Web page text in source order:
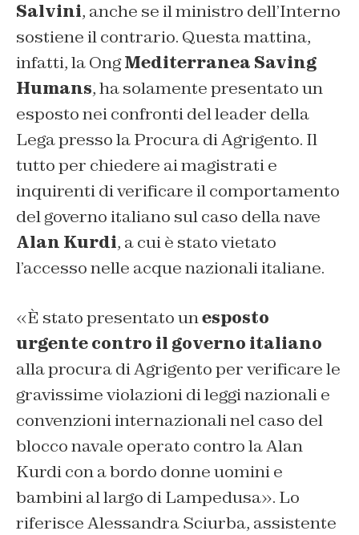
Salvini, anche se il ministro dell’Interno
sostiene il contrario. Questa mattina,
infatti, la OngMediterranea Saving
Humans, ha solamente presentato un
esposto nei confronti del leader della
Lega presso la Procura di Agrigento. Il
tutto per chiedere ai magistrati e
inquirenti di verificare il comportamento
del governo italiano sul caso della nave
Alan Kurdi, a cui è stato vietato
l’accesso nelle acque nazionali italiane.
«È stato presentato unesposto
urgente contro il governo italiano
alla procura di Agrigento per verificare le
gravissime violazioni di leggi nazionali e
convenzioni internazionali nel caso del
blocco navale operato contro la Alan
Kurdi con a bordo donne uomini e
bambini al largo di Lampedusa». Lo
riferisce Alessandra Sciurba, assistente